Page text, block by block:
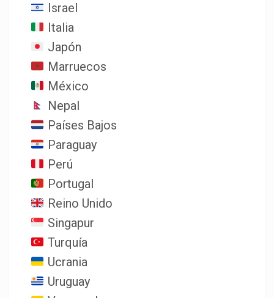
Israel
Italia
Japón
Marruecos
México
Nepal
Países Bajos
Paraguay
Perú
Portugal
Reino Unido
Singapur
Turquía
Ucrania
Uruguay